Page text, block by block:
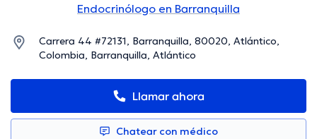
Endocrinólogo en Barranquilla
Carrera 44 #72131, Barranquilla, 80020, Atlántico,
Colombia, Barranquilla, Atlántico
Llamar ahora
Chatear con médico